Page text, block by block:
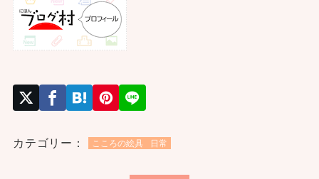
カテゴリー： こころの絵具 日常